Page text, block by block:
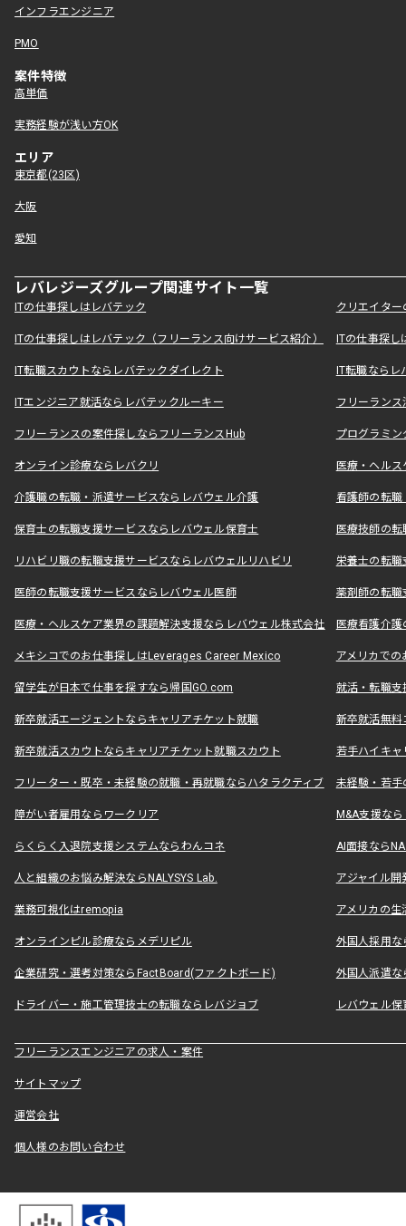
インフラエンジニア
PMO
案件特徴
高単価
実務経験が浅い方OK
エリア
東京都(23区)
大阪
愛知
レバレジーズグループ関連サイト一覧
ITの仕事探しはレバテック クリエイタ
ITの仕事探しはレバテック（フリーランス向けサービス紹介） ITの仕事探
IT転職スカウトならレバテックダイレクト IT転職なら
ITエンジニア就活ならレバテックルーキー フリーラン
フリーランスの案件探しならフリーランスHub プログラミ
オンライン診療ならレバクリ 医療・ヘル
介護職の転職・派遣サービスならレバウェル介護 看護師の転
保育士の転職支援サービスならレバウェル保育士 医療技師の
リハビリ職の転職支援サービスならレバウェルリハビリ 栄養士の転
医師の転職支援サービスならレバウェル医師 薬剤師の転
医療・ヘルスケア業界の課題解決支援ならレバウェル株式会社 医療看護介
メキシコでのお仕事探しはLeverages Career Mexico アメリカで
留学生が日本で仕事を探すなら帰国GO.com 就活・転職
新卒就活エージェントならキャリアチケット就職 新卒就活無料
新卒就活スカウトならキャリアチケット就職スカウト 若手ハイキ
フリーター・既卒・未経験の就職・再就職ならハタラクティブ 未経験・若手
障がい者雇用ならワークリア M&A支援な
らくらく入退院支援システムならわんコネ AI面接なら
人と組織のお悩み解決ならNALYSYS Lab. アジャイル
業務可視化はremopia アメリカの
オンラインピル診療ならメデリピル 外国人採用
企業研究・選考対策ならFactBoard(ファクトボード) 外国人派遣な
ドライバー・施工管理技士の転職ならレバジョブ レバウェル
フリーランスエンジニアの求人・案件
サイトマップ
運営会社
個人様のお問い合わせ